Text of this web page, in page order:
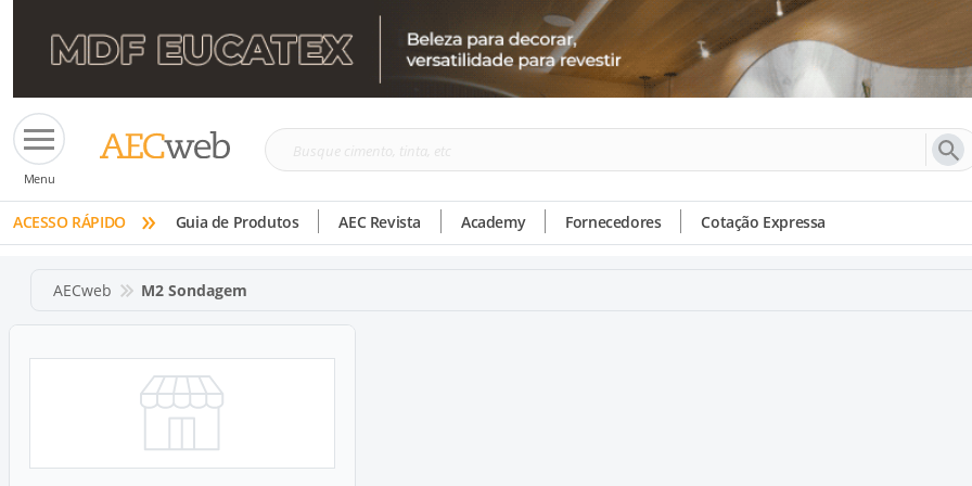
Menu
Busque
tinta,
etc
ACESSO RÁPIDO » Guia de Produtos AEC Revista Academy Fornecedores Cotação Expressa
AECweb M2 Sondagem